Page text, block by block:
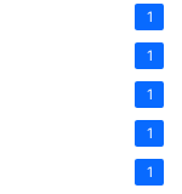
1
1
1
1
1